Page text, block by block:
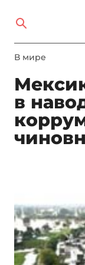
В мире
в